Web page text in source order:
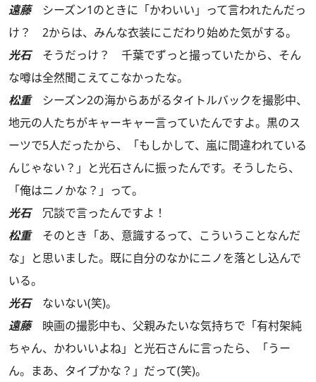
遠藤シーズン1のときに「かわいい」って言われたんだっ
け？ 2からは、みんな衣装にこだわり始めた気がする。
光石そうだっけ？ 千葉でずっと撮っていたから、そん
な噂は全然聞こえてこなかったな。
松重シーズン2の海からあがるタイトルバックを撮影中、
地元の人たちがキャーキャー言っていたんですよ。黒のス
ーツで5人だったから、「もしかして、嵐に間違われている
んじゃない？」と光石さんに振ったんです。そうしたら、
「俺はニノかな？」って。
光石冗談で言ったんですよ！
松重そのとき「あ、意識するって、こういうことなんだ
な」と思いました。既に自分のなかにニノを落とし込んで
いる。
光石ないない(笑)。
遠藤映画の撮影中も、父親みたいな気持ちで「有村架純
ちゃん、かわいいよね」と光石さんに言ったら、「うー
ん。まあ、タイプかな？」だって(笑)。